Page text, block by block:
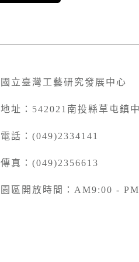
國立臺灣工藝研究發展中心
地址：542021南投縣草屯鎮
電話：(049)2334141
傳真：(049)2356613
園區開放時間：AM9:00 -